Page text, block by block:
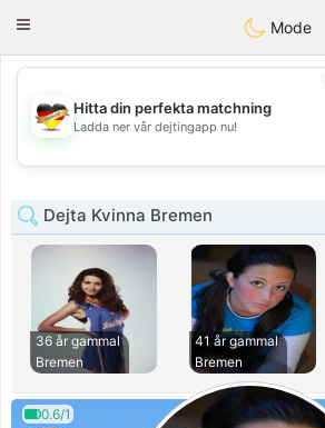
Deutsch Dating
Toggle
Mode
💖
💕
Hitta din perfekta matchning
Ladda ner vår dejtingapp nu!
Dejta Kvinna Bremen
36 år gammal
Bremen
41 år gammal
Bremen
0.6/1